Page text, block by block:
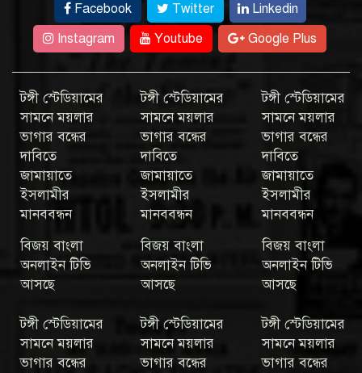
Facebook Twitter
Linkedin
Instagram
Youtube Google Plus
টঙ্গী স্টেডিয়ামের
সামনে ময়লার
ভাগার বন্ধের
দাবিতে
জামায়াতে
ইসলামীর
মানববন্ধন
বিজয় বাংলা
অনলাইন টিভি
আসছে
টঙ্গী স্টেডিয়ামের
সামনে ময়লার
ভাগার বন্ধের
দাবিতে
জামায়াতে
ইসলামীর
মানববন্ধন
বিজয় বাংলা
অনলাইন টিভি
আসছে
টঙ্গী স্টেডিয়ামের
সামনে ময়লার
ভাগার বন্ধের
দাবিতে
জামায়াতে
ইসলামীর
মানববন্ধন
বিজয় বাংলা
অনলাইন টিভি
আসছে
টঙ্গী স্টেডিয়ামের
সামনে ময়লার
ভাগার বন্ধের
টঙ্গী স্টেডিয়ামের
সামনে ময়লার
ভাগার বন্ধের
টঙ্গী স্টেডিয়ামের
সামনে ময়লার
ভাগার বন্ধের